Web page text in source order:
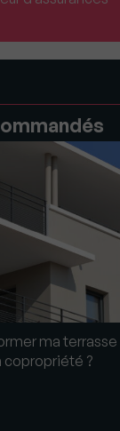
ma
copropriété ?